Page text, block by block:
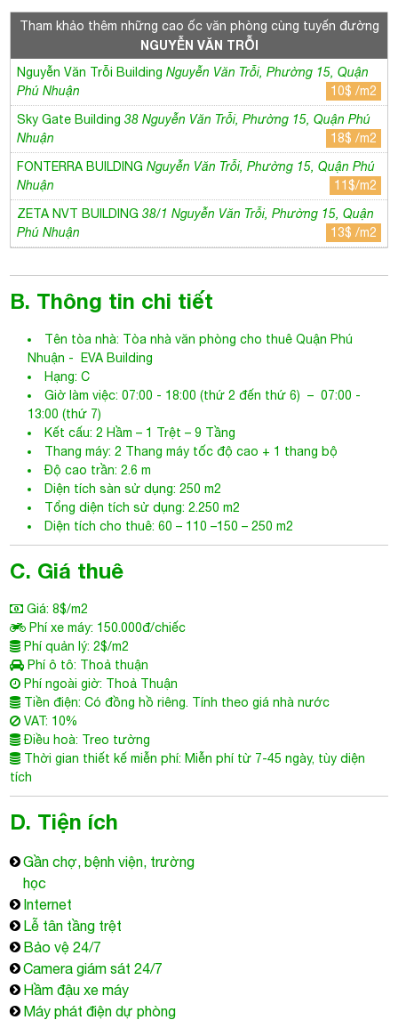
Tham khảo thêm những cao ốc văn phòng cùng tuyến đường
NGUYỄN VĂN TRỖI
Nguyễn Văn Trỗi BuildingNguyễn Văn Trỗi, Phường 15, Quận
Phú Nhuận
10$ /m2
Sky Gate Building38 Nguyễn Văn Trỗi, Phường 15, Quận Phú
Nhuận
18$ /m2
FONTERRA BUILDINGNguyễn Văn Trỗi, Phường 15, Quận Phú
Nhuận
11$/m2
ZETA NVT BUILDING38/1 Nguyễn Văn Trỗi, Phường 15, Quận
Phú Nhuận
13$ /m2
B. Thông tin chi tiết
Tên tòa nhà: Tòa nhà văn phòng cho thuê Quận Phú
Nhuận -
EVA Building
Hạng: C
Giờ làm việc: 07:00 - 18:00 (thứ 2 đến thứ 6) – 07:00 -
13:00 (thứ 7)
Kết cấu: 2 Hầm – 1 Trệt – 9 Tầng
Thang máy: 2 Thang máy tốc độ cao + 1 thang bộ
Độ cao trần: 2.6 m
Diện tích sàn sử dụng: 250 m2
Tổng diện tích sử dụng: 2.250 m2
Diện tích cho thuê: 60 – 110 –150 – 250 m2
C. Giá thuê
Giá: 8$/m2
Phí xe máy: 150.000đ/chiếc
Phí quản lý: 2$/m2
Phí ô tô: Thoả thuận
Phí ngoài giờ: Thoả Thuận
Tiền điện: Có đồng hồ riêng. Tính theo giá nhà nước
VAT: 10%
Điều hoà: Treo tường
Thời gian thiết kế miễn phí: Miễn phí từ 7-45 ngày, tùy diện
tích
D. Tiện ích
Gần chợ, bệnh viện, trường
học
Internet
Lễ tân tầng trệt
Bảo vệ 24/7
Camera giám sát 24/7
Hầm đậu xe máy
Máy phát điện dự phòng